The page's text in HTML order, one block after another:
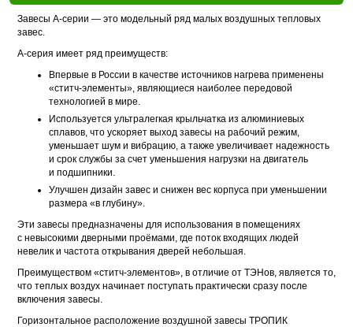
Завесы А-серии — это модельный ряд малых воздушных тепловых
завес.
А-серия имеет ряд преимуществ:
Впервые в России в качестве источников нагрева применены
«ститч-элементы», являющиеся наиболее передовой
технологией в мире.
Используется ультралегкая крыльчатка из алюминиевых
сплавов, что ускоряет выход завесы на рабочий режим,
уменьшает шум и вибрацию, а также увеличивает надежность
и срок службы за счет уменьшения нагрузки на двигатель
и подшипники.
Улучшен дизайн завес и снижен вес корпуса при уменьшении
размера «в глубину».
Эти завесы предназначены для использования в помещениях
с невысокими дверными проёмами, где поток входящих людей
невелик и частота открывания дверей небольшая.
Преимуществом «ститч-элементов», в отличие от ТЭНов, является то,
что теплых воздух начинает поступать практически сразу после
включения завесы.
Горизонтальное расположение воздушной завесы ТРОПИК